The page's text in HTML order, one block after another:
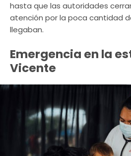
hasta que las autoridades
atención por la poca cantidad
llegaban.
Emergencia en la
Vicente